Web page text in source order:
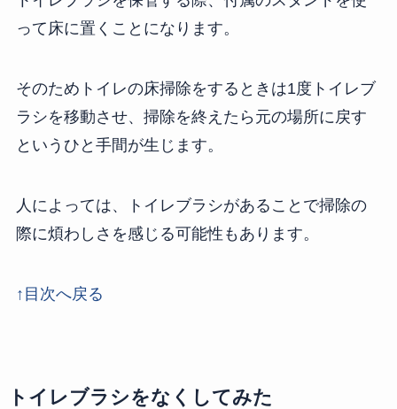
って床に置くことになります。
そのためトイレの床掃除をするときは1度トイレブ
ラシを移動させ、掃除を終えたら元の場所に戻す
というひと手間が生じます。
人によっては、トイレブラシがあることで掃除の
際に煩わしさを感じる可能性もあります。
↑目次へ戻る
トイレブラシをなくしてみた